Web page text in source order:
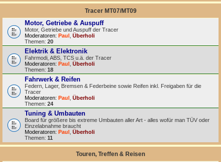
Tracer MT07/MT09
Motor, Getriebe & Auspuff
Motor, Getriebe und Auspuff der Tracer
Moderatoren: Paul Überholi
Themen: 20
Elektrik & Elektronik
Fahrmodi, ABS, TCS u.ä. der Tracer
Moderatoren: Paul Überholi
Themen: 18
Fahrwerk & Reifen
Federn, Lager, Bremsen & Federbeine sowie Reifen inkl. Freigaben für die
Tracer
Moderatoren: Paul Überholi
Themen: 24
Tuning & Umbauten
Board für größere bis extreme Umbauten aller Art - alles wofür man TÜV oder
Einzelabnahme braucht
Moderatoren: Paul Überholi
Themen: 11
Touren, Treffen & Reisen